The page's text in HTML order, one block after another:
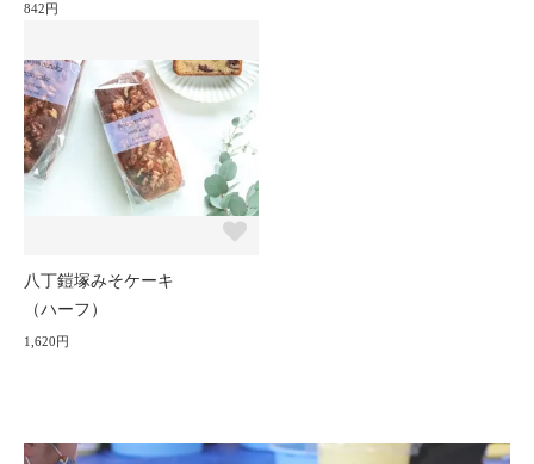
842円
八丁鎧塚みそケーキ
（ハーフ）
1,620円